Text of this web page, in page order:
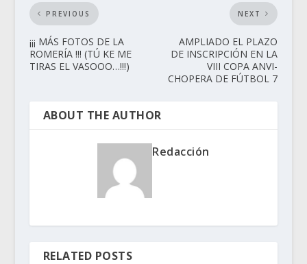
PREVIOUS
¡¡¡ MÁS FOTOS DE LA
ROMERÍA !!! (TÚ KE ME
TIRAS EL VASOOO…!!!)
NEXT
AMPLIADO EL PLAZO
DE INSCRIPCIÓN EN LA
VIII COPA ANVI-
CHOPERA DE FÚTBOL 7
ABOUT THE AUTHOR
Redacción
RELATED POSTS